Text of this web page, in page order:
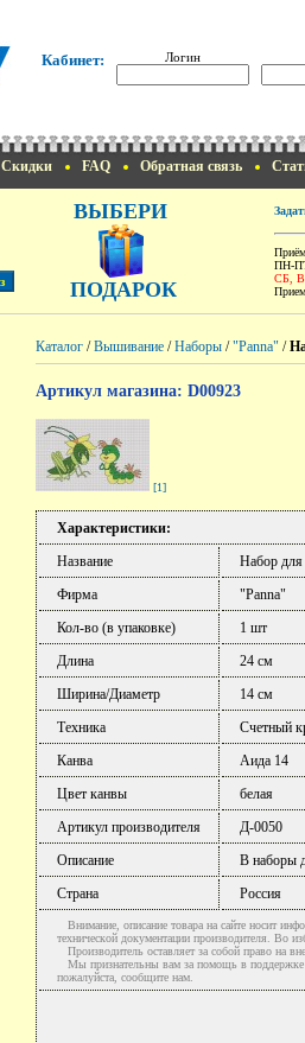
Кабинет: Логин
Скидки FAQ Обратная связь
ВЫБЕРИ
ПОДАРОК
ПН-
СБ,
Каталог /Вышивание /Наборы /"Panna" /
Артикул магазина: D00923
[1]
Характеристики:
Название
Набор
Фирма
"Panna"
Кол-во (в упаковке)
1 шт
Длина
24 см
Ширина/Диаметр
14 см
Техника
Счетный
Канва
Аида 14
Цвет канвы
белая
Артикул производителя
Д-0050
Описание
В наборы
Страна
Россия
Внимание, описание товара на сайте носит
технической документации производителя. Во
Производитель оставляет за собой право на
Мы признательны вам за помощь в поддержке
пожалуйста, сообщите нам.